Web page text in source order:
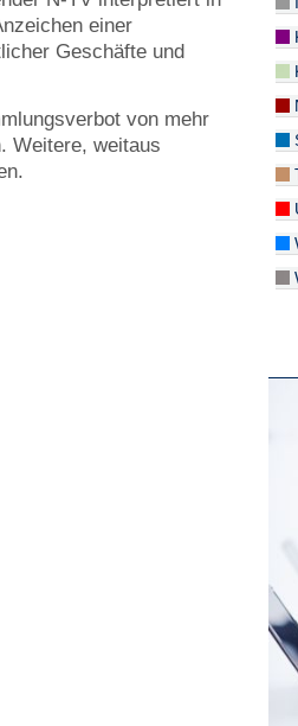
einer
Geschäfte und
von mehr
Weitere, weitaus